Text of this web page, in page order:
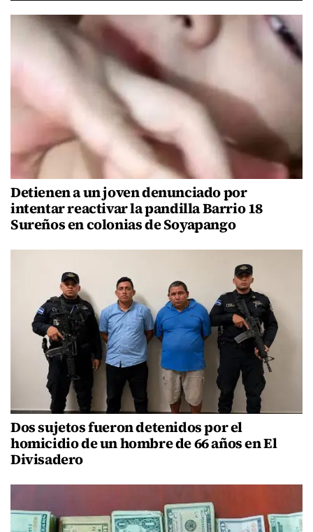
Detienen a un joven denunciado por
intentar reactivar la pandilla Barrio 18
Sureños en colonias de Soyapango
Dos sujetos fueron detenidos por el
homicidio de un hombre de 66 años en El
Divisadero